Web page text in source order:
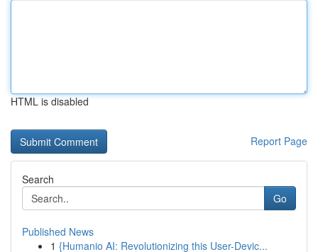
HTML is disabled
Report Page
Search
Go
Published News
1 {Humanio AI: Revolutionizing this User-Devic...